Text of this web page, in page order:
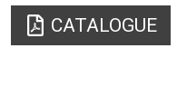
CATALOGUE